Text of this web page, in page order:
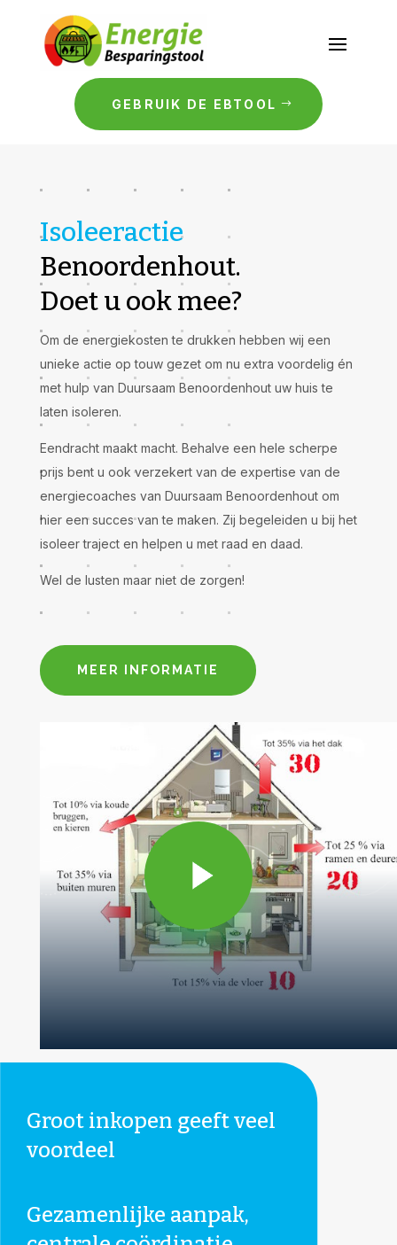
GEBRUIK DE EBTOOL
Isoleeractie
Benoordenhout.
Doet u ook mee?
Om de energiekosten te drukken hebben wij een
unieke actie op touw gezet om nu extra voordelig én
met hulp van Duursaam Benoordenhout uw huis te
laten isoleren.
Eendracht maakt macht. Behalve een hele scherpe
prijs bent u ook verzekert van de expertise van de
energiecoaches van Duursaam Benoordenhout om
hier een succes van te maken. Zij begeleiden u bij het
isoleer traject en helpen u met raad en daad.
Wel de lusten maar niet de zorgen!
MEER INFORMATIE
Groot inkopen geeft veel
voordeel
Gezamenlijke aanpak,